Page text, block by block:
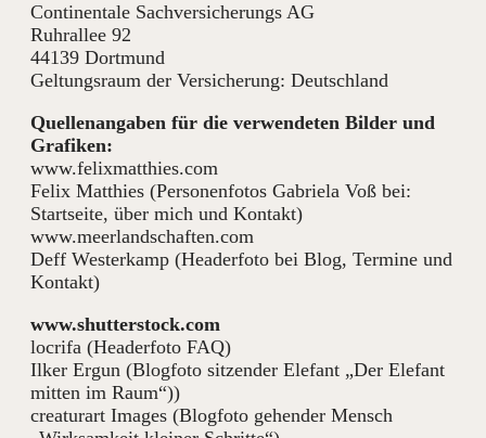
Continentale Sachversicherungs AG
Ruhrallee 92
44139 Dortmund
Geltungsraum der Versicherung: Deutschland
Quellenangaben für die verwendeten Bilder und
Grafiken:
www.felixmatthies.com
Felix Matthies (Personenfotos Gabriela Voß bei:
Startseite, über mich und Kontakt)
www.meerlandschaften.com
Deff Westerkamp (Headerfoto bei Blog, Termine und
Kontakt)
www.shutterstock.com
locrifa (Headerfoto FAQ)
Ilker Ergun (Blogfoto sitzender Elefant „Der Elefant
mitten im Raum“))
creaturart Images (Blogfoto gehender Mensch